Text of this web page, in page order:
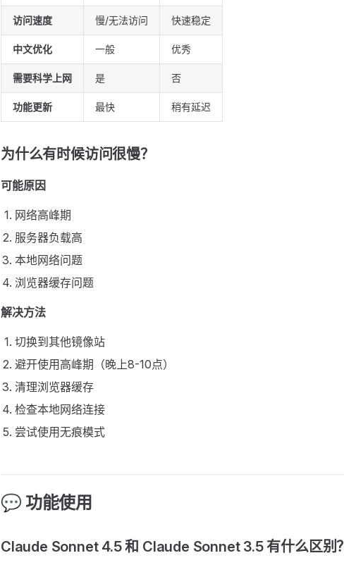
访问速度 慢/无法访问 快速稳定
中文优化 一般 优秀
需要科学上网 是 否
功能更新 最快 稍有延迟
为什么有时候访问很慢？
可能原因
网络高峰期
服务器负载高
本地网络问题
浏览器缓存问题
解决方法
切换到其他镜像站
避开使用高峰期（晚上8-10点）
清理浏览器缓存
检查本地网络连接
尝试使用无痕模式
💬 功能使用
Claude Sonnet 4.5 和 Claude Sonnet 3.5 有什么区别？